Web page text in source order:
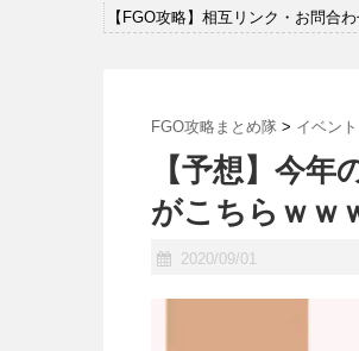
【FGO攻略】相互リンク・お問合
FGO攻略まとめ隊 > イベント
【予想】今
がこちらｗｗ
2020/09/01